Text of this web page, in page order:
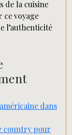
de la cuisine
ce voyage
l’authenticité
dans
country pour